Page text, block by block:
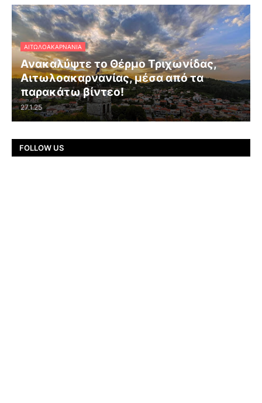
ΑΙΤΩΛΟΑΚΑΡΝΑΝΊΑ
Ανακαλύψτε το Θέρμο Τριχωνίδας,
Αιτωλοακαρνανίας, μέσα από τα
παρακάτω βίντεο!
27.1.25
FOLLOW US